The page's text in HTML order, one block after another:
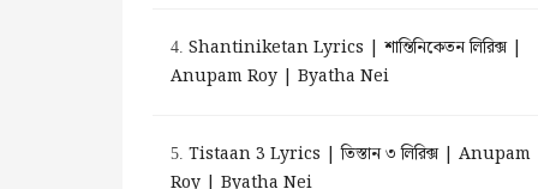
4. Shantiniketan Lyrics | শান্তিনিকেতন লিরিক্স |
Anupam Roy | Byatha Nei
5. Tistaan 3 Lyrics | তিস্তান ৩ লিরিক্স | Anupam
Roy | Byatha Nei